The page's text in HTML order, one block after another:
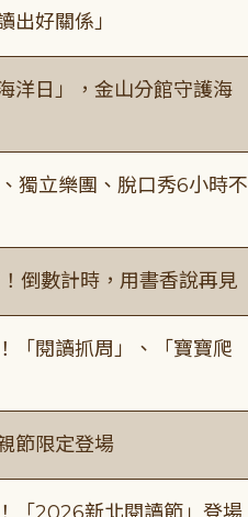
出好關係」
洋日」，金山分館守護海
獨立樂團、脫口秀6小時不
倒數計時，用書香說再見
「閱讀抓周」、「寶寶爬
節限定登場